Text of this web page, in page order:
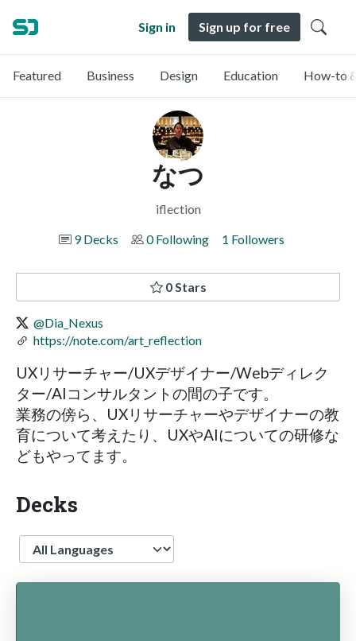
Sign in Sign up for free
Featured Business Design Education How-to
なつ
iflection
9 Decks
0 Following 1 Followers
0 Stars
@Dia_Nexus
https://note.com/art_reflection
UXリサーチャー/UXデザイナー/Webディレク
ター/AIコンサルタントの間の子です。
業務の傍ら、UXリサーチャーやデザイナーの教
育について考えたり、UXやAIについての研修な
どもやってます。
Decks
Language